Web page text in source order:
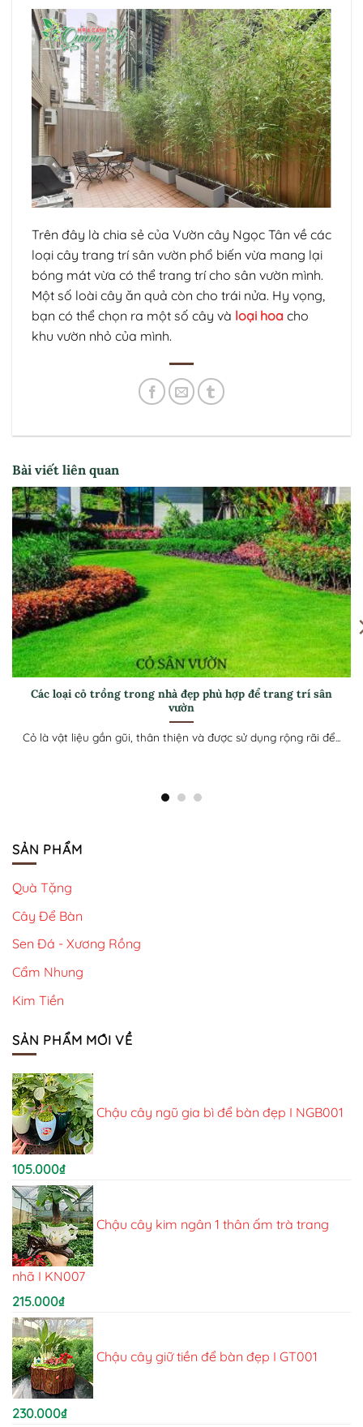
Trên đây là chia sẻ của Vườn cây Ngọc Tân về các
loại cây trang trí sân vườn phổ biến vừa mang lại
bóng mát vừa có thể trang trí cho sân vườn mình.
Một số loài cây ăn quả còn cho trái nửa. Hy vọng,
bạn có thể chọn ra một số cây và loại hoa cho
khu vườn nhỏ của mình.
Bài viết liên quan
Cây trồng bồn hoa trước nhà nên chọn loại nào? Và những
mẫu bồn hoa đẹp
Khái niệm mới “nhà đẹp, vườn rộng” trở thành chuẩn mực cho
SẢN PHẨM
Quà Tặng
Cây Để Bàn
Sen Đá - Xương Rồng
Cẩm Nhung
Kim Tiền
SẢN PHẨM MỚI VỀ
Chậu cây ngũ gia bì để bàn đẹp I NGB001
105.000₫
Chậu cây kim ngân 1 thân ấm trà trang
nhã I KN007
215.000₫
Chậu cây giữ tiền để bàn đẹp I GT001
230.000₫